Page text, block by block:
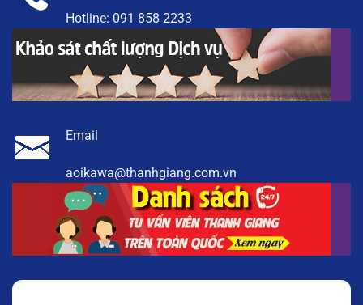
Hotline: 091 858 2233
Email
aoikawa@thanhgiang.com.vn